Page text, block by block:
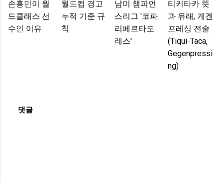
손흥민이 월
드클래스 선
수인 이유
월드컵 경고
누적 기준 규
칙
남미 챔피언
스리그 '코파
리베르타도
레스'
티키타카 뜻
과 유래, 게겐
프레싱 전술
(Tiqui-Taca,
Gegenpressi
Ng)
댓글